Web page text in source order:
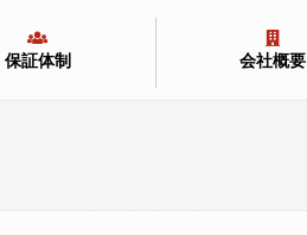
保証体制 会社概要